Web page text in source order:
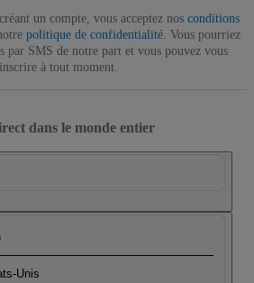
un compte, vous acceptez nos conditions
politique de confidentialité. Vous pourriez
par SMS de notre part et vous pouvez vous
à tout moment.
dans le monde entier
Unis